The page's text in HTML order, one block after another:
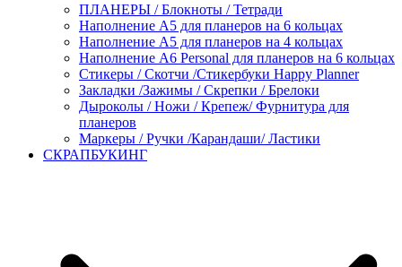
ПЛАНЕРЫ / Блокноты / Тетради
Наполнение А5 для планеров на 6 кольцах
Наполнение А5 для планеров на 4 кольцах
Наполнение А6 Personal для планеров на 6 кольцах
Стикеры / Скотчи /Стикербуки Happy Planner
Закладки /Зажимы / Скрепки / Брелоки
Дыроколы / Ножи / Крепеж/ Фурнитура для
планеров
Маркеры / Ручки /Карандаши/ Ластики
СКРАПБУКИНГ